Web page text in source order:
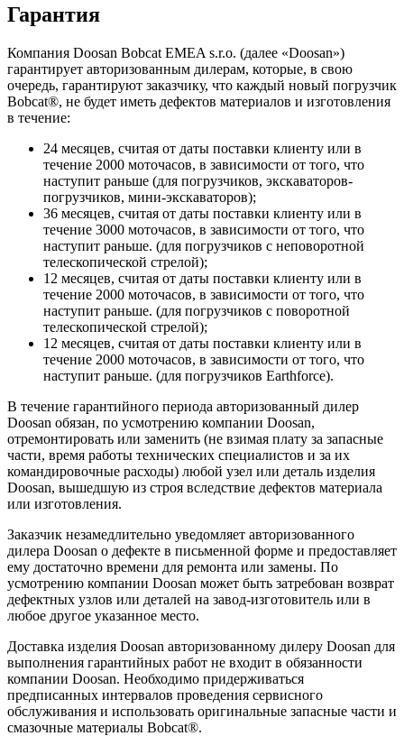
Гарантия
Компания Doosan Bobcat EMEA s.r.o. (далее «Doosan»)
гарантирует авторизованным дилерам, которые, в свою
очередь, гарантируют заказчику, что каждый новый погрузчик
Bobcat®, не будет иметь дефектов материалов и изготовления
в течение:
24 месяцев, считая от даты поставки клиенту или в
течение 2000 моточасов, в зависимости от того, что
наступит раньше (для погрузчиков, экскаваторов-
погрузчиков, мини-экскаваторов);
36 месяцев, считая от даты поставки клиенту или в
течение 3000 моточасов, в зависимости от того, что
наступит раньше. (для погрузчиков с неповоротной
телескопической стрелой);
12 месяцев, считая от даты поставки клиенту или в
течение 2000 моточасов, в зависимости от того, что
наступит раньше. (для погрузчиков с поворотной
телескопической стрелой);
12 месяцев, считая от даты поставки клиенту или в
течение 2000 моточасов, в зависимости от того, что
наступит раньше. (для погрузчиков Earthforce).
В течение гарантийного периода авторизованный дилер
Doosan обязан, по усмотрению компании Doosan,
отремонтировать или заменить (не взимая плату за запасные
части, время работы технических специалистов и за их
командировочные расходы) любой узел или деталь изделия
Doosan, вышедшую из строя вследствие дефектов материала
или изготовления.
Заказчик незамедлительно уведомляет авторизованного
дилера Doosan о дефекте в письменной форме и предоставляет
ему достаточно времени для ремонта или замены. По
усмотрению компании Doosan может быть затребован возврат
дефектных узлов или деталей на завод-изготовитель или в
любое другое указанное место.
Доставка изделия Doosan авторизованному дилеру Doosan для
выполнения гарантийных работ не входит в обязанности
компании Doosan. Необходимо придерживаться
предписанных интервалов проведения сервисного
обслуживания и использовать оригинальные запасные части и
смазочные материалы Bobcat®.